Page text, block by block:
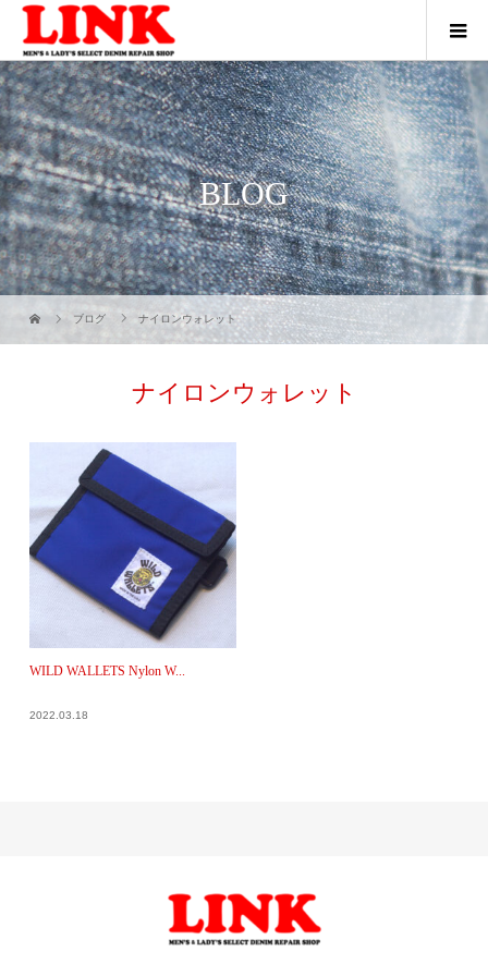
BLOG
ブログ ナイロンウォレット
ナイロンウォレット
WILD WALLETS Nylon W...
2022.03.18